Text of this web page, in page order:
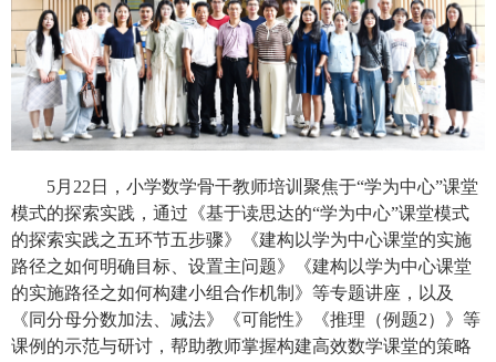
5月 22日，小学数学骨干教师培训聚焦于“学为中心”课堂
模式的探索实践，通过《基于读思达的“学为中心”课堂模式
的探索实践之五环节五步骤》《建构以学为中心课堂的实施
路径之如何明确目标、设置主问题》《建构以学为中心课堂
的实施路径之如何构建小组合作机制》等专题讲座，以及
《同分母分数加法、减法》《可能性》《推理（例题2）》等
课例的示范与研讨，帮助教师掌握构建高效数学课堂的策略